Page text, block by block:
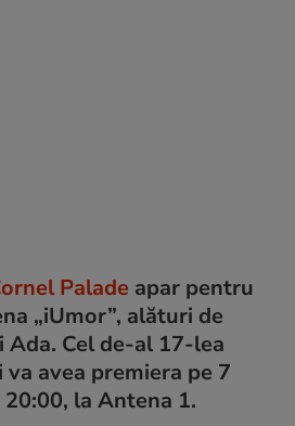
Palade apar pentru
„iUmor”, alături de
Ada. Cel de-al 17-lea
avea premiera pe 7
la Antena 1.